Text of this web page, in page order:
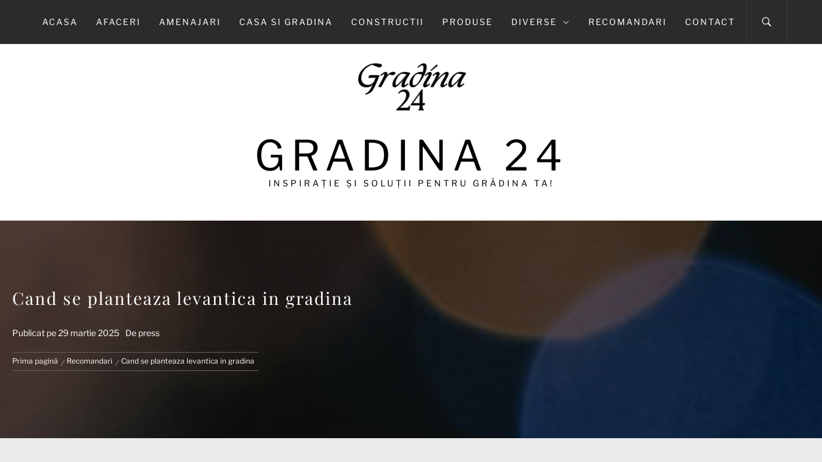
ACASA AFACERI AMENAJARI CASA SI GRADINA CONSTRUCTII PRODUSE DIVERSE RECOMANDARI CONTACT
GRADINA 24
INSPIRAȚIE ȘI SOLUȚII PENTRU GRĂDINA TA!
Cand se planteaza levantica in gradina
Publicat pe29 martie 2025 De press
Prima pagină Recomandari Cand se planteaza levantica in gradina